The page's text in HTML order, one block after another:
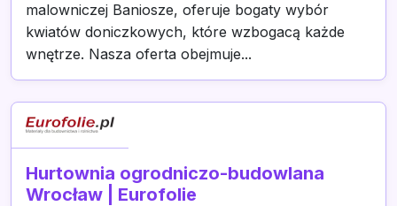
malowniczej Baniosze, oferuje bogaty wybór
kwiatów doniczkowych, które wzbogacą każde
wnętrze. Nasza oferta obejmuje...
Hurtownia ogrodniczo-budowlana
Wrocław | Eurofolie